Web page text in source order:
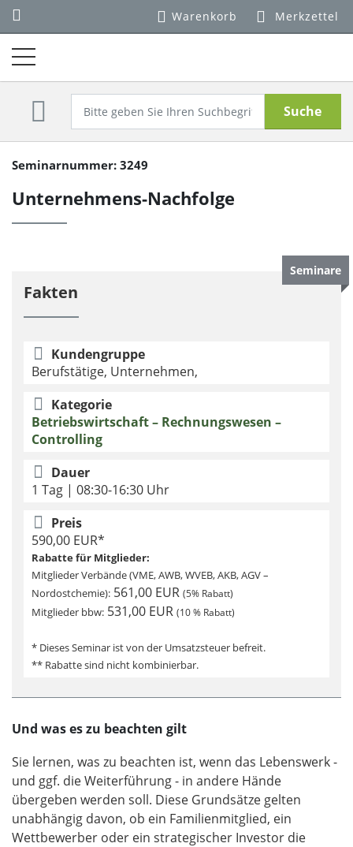
Warenkorb Merkzettel
Suche
Seminarnummer: 3249
Unternehmens-Nachfolge
Fakten
Kundengruppe
Berufstätige, Unternehmen,
Kategorie
Betriebswirtschaft – Rechnungswesen –
Controlling
Dauer
1 Tag | 08:30-16:30 Uhr
Preis
590,00 EUR*
Rabatte für Mitglieder:
Mitglieder Verbände (VME, AWB, WVEB, AKB, AGV –
Nordostchemie): 561,00 EUR (5% Rabatt)
Mitglieder bbw: 531,00 EUR (10 % Rabatt)
* Dieses Seminar ist von der Umsatzsteuer befreit.
** Rabatte sind nicht kombinierbar.
Seminare
Und was es zu beachten gilt
Sie lernen, was zu beachten ist, wenn das Lebenswerk -
und ggf. die Weiterführung - in andere Hände
übergeben werden soll. Diese Grundsätze gelten
unabhängig davon, ob ein Familienmitglied, ein
Wettbewerber oder ein strategischer Investor die